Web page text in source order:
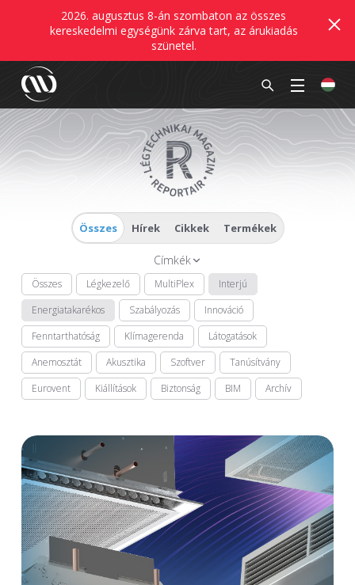
2026. augusztus 8-án szombaton az összes
kereskedelmi egységünk zárva tart, az árukiadás
szünetel.
Összes Hírek Cikkek Termékek
Címkék
Összes Légkezelő MultiPlex
Interjú
Energiatakarékos
Szabályozás
Innováció
Fenntarthatóság
Klímagerenda
Látogatások
Anemosztát
Akusztika Szoftver
Tanúsítvány
Eurovent
Kiállítások Biztonság BIM Archív